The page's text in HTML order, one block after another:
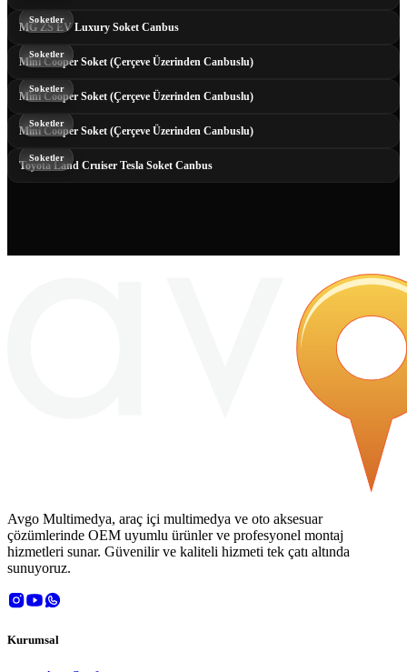
MG ZS EV Luxury Soket Canbus
Soketler
Mini Cooper Soket (Çerçeve Üzerinden Canbuslu)
Soketler
Mini Cooper Soket (Çerçeve Üzerinden Canbuslu)
Soketler
Mini Cooper Soket (Çerçeve Üzerinden Canbuslu)
Soketler
Toyota Land Cruiser Tesla Soket Canbus
Soketler
Avgo Multimedya, araç içi multimedya ve oto aksesuar
çözümlerinde OEM uyumlu ürünler ve profesyonel montaj
hizmetleri sunar. Güvenilir ve kaliteli hizmeti tek çatı altında
sunuyoruz.
Kurumsal